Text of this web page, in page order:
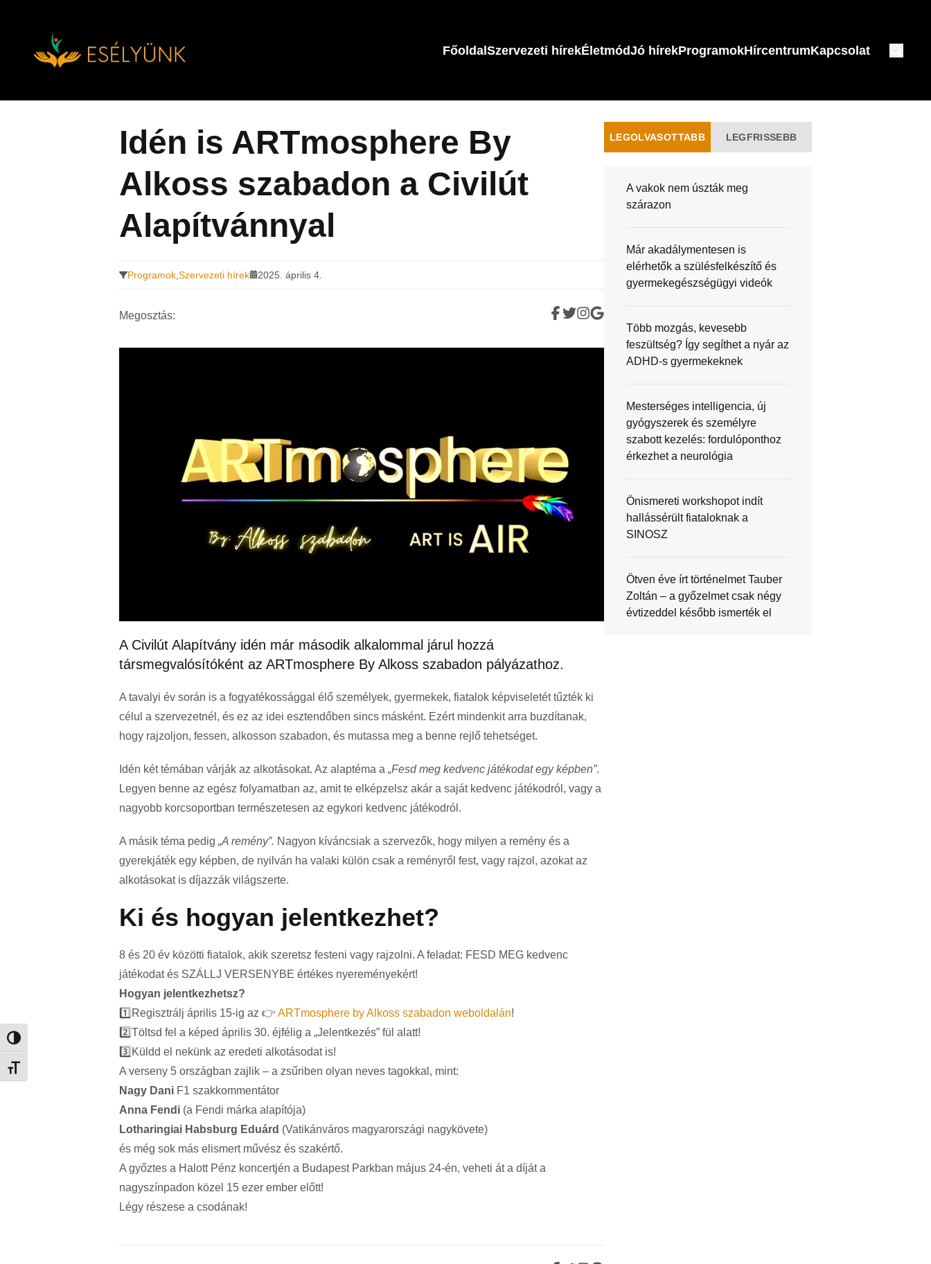
Nagy kontraszt váltása
Betűméret váltása
FőoldalSzervezeti hírekÉletmódJó hírekProgramokHírcentrumKapcsolat
Idén is ARTmosphere By
Alkoss szabadon a Civilút
Alapítvánnyal
Programok Szervezeti hírek 2025. április 4.
Megosztás:
A Civilút Alapítvány idén már második alkalommal járul hozzá
társmegvalósítóként az ARTmosphere By Alkoss szabadon pályázathoz.
A tavalyi év során is a fogyatékossággal élő személyek, gyermekek, fiatalok képviseletét tűzték ki
célul a szervezetnél, és ez az idei esztendőben sincs másként. Ezért mindenkit arra buzdítanak,
hogy rajzoljon, fessen, alkosson szabadon, és mutassa meg a benne rejlő tehetséget.
Idén két témában várják az alkotásokat. Az alaptéma a „Fesd meg kedvenc játékodat egy képben”.
Legyen benne az egész folyamatban az, amit te elképzelsz akár a saját kedvenc játékodról, vagy a
nagyobb korcsoportban természetesen az egykori kedvenc játékodról.
A másik téma pedig „A remény”. Nagyon kíváncsiak a szervezők, hogy milyen a remény és a
gyerekjáték egy képben, de nyilván ha valaki külön csak a reményről fest, vagy rajzol, azokat az
alkotásokat is díjazzák világszerte.
Ki és hogyan jelentkezhet?
8 és 20 év közötti fiatalok, akik szeretsz festeni vagy rajzolni. A feladat: FESD MEG kedvenc
játékodat és SZÁLLJ VERSENYBE értékes nyereményekért!
Hogyan jelentkezhetsz?
1️⃣Regisztrálj április 15-ig az 👉 ARTmosphere by Alkoss szabadon weboldalán!
2️⃣Töltsd fel a képed április 30. éjfélig a „Jelentkezés” fül alatt!
3️⃣Küldd el nekünk az eredeti alkotásodat is!
A verseny 5 országban zajlik – a zsűriben olyan neves tagokkal, mint:
Nagy Dani F1 szakkommentátor
Anna Fendi (a Fendi márka alapítója)
Lotharingiai Habsburg Eduárd (Vatikánváros magyarországi nagykövete)
és még sok más elismert művész és szakértő.
A győztes a Halott Pénz koncertjén a Budapest Parkban május 24-én, veheti át a díját a
nagyszínpadon közel 15 ezer ember előtt!
Légy részese a csodának!
LEGOLVASOTTABB LEGFRISSEBB
A vakok nem úszták meg
szárazon
Már akadálymentesen is
elérhetők a szülésfelkészítő és
gyermekegészségügyi videók
Több mozgás, kevesebb
feszültség? Így segíthet a nyár az
ADHD-s gyermekeknek
Mesterséges intelligencia, új
gyógyszerek és személyre
szabott kezelés: fordulóponthoz
érkezhet a neurológia
Önismereti workshopot indít
hallássérült fiataloknak a
SINOSZ
Ötven éve írt történelmet Tauber
Zoltán – a győzelmet csak négy
évtizeddel később ismerték el